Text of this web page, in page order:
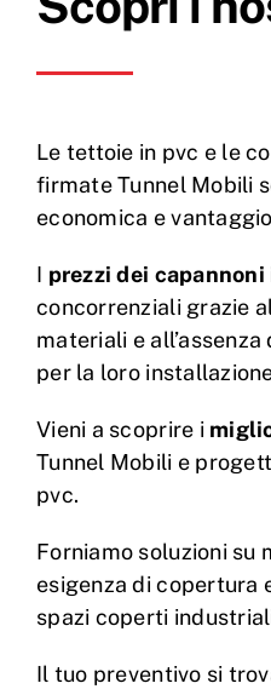
Le tettoie in pvc e le
firmate Tunnel Mobili
economica e
I prezzi dei capannoni
concorrenziali grazie
materiali e
per la loro
Vieni a scoprire i
Tunnel Mobili e
pvc.
Forniamo soluzioni su
esigenza di copertura
spazi coperti
Il tuo preventivo si